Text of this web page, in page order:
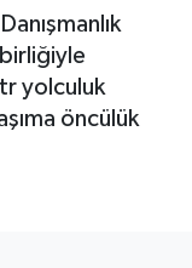
yolculuk
öncülük